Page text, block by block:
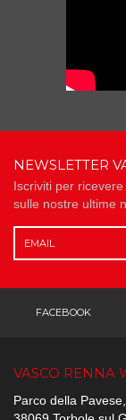
NEWSLETTER
Iscriviti per
sulle nostre ultime
FACEBOOK
VASCO RENNA
Parco della